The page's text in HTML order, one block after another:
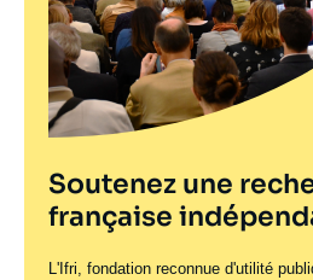
Soutenez une
française
L'Ifri, fondation reconnue d'utilité